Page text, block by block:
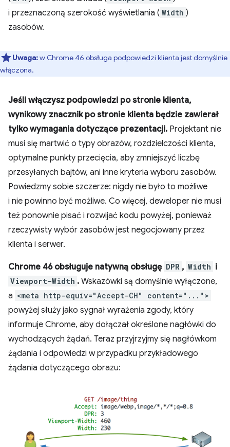
i przeznaczoną szerokość wyświetlania ( Width )
zasobów.
Uwaga:w Chrome 46 obsługa podpowiedzi klienta jest domyślnie
włączona.
Jeśli włączysz podpowiedzi po stronie klienta,
wynikowy znacznik po stronie klienta będzie zawierał
tylko wymagania dotyczące prezentacji. Projektant nie
musi się martwić o typy obrazów, rozdzielczości klienta,
optymalne punkty przecięcia, aby zmniejszyć liczbę
przesyłanych bajtów, ani inne kryteria wyboru zasobów.
Powiedzmy sobie szczerze: nigdy nie było to możliwe
i nie powinno być możliwe. Co więcej, deweloper nie musi
też ponownie pisać i rozwijać kodu powyżej, ponieważ
rzeczywisty wybór zasobów jest negocjowany przez
klienta i serwer.
Chrome 46 obsługuje natywną obsługę DPR , Width i
Viewport-Width . Wskazówki są domyślnie wyłączone,
a <meta http-equiv="Accept-CH" content="...">
powyżej służy jako sygnał wyrażenia zgody, który
informuje Chrome, aby dołączał określone nagłówki do
wychodzących żądań. Teraz przyjrzyjmy się nagłówkom
żądania i odpowiedzi w przypadku przykładowego
żądania dotyczącego obrazu: